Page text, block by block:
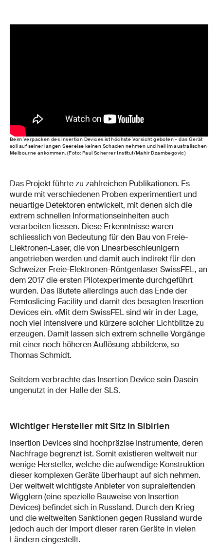
Beim Verpacken des Insertion Devices ist höchste Vorsicht geboten – das Gerät
soll auf seiner langen Seereise keinen Schaden nehmen und heil im australischen
Melbourne ankommen. (Foto: Paul Scherrer Institut/Mahir Dzambegovic)
Das Projekt führte zu zahlreichen Publikationen. Es
wurde mit verschiedenen Proben experimentiert und
neuartige Detektoren entwickelt, mit denen sich die
extrem schnellen Informationseinheiten auch
verarbeiten liessen. Diese Erkenntnisse waren
schliesslich von Bedeutung für den Bau von Freie-
Elektronen-Laser, die von Linearbeschleunigern
angetrieben werden und damit auch indirekt für den
Schweizer Freie-Elektronen-Röntgenlaser SwissFEL, an
dem 2017 die ersten Pilotexperimente durchgeführt
wurden. Das läutete allerdings auch das Ende der
Femtoslicing Facility und damit des besagten Insertion
Devices ein. «Mit dem SwissFEL sind wir in der Lage,
noch viel intensivere und kürzere solcher Lichtblitze zu
erzeugen. Damit lassen sich extrem schnelle Vorgänge
mit einer noch höheren Auflösung abbilden», so
Thomas Schmidt.
Seitdem verbrachte das Insertion Device sein Dasein
ungenutzt in der Halle der SLS.
Wichtiger Hersteller mit Sitz in Sibirien
Insertion Devices sind hochpräzise Instrumente, deren
Nachfrage begrenzt ist. Somit existieren weltweit nur
wenige Hersteller, welche die aufwendige Konstruktion
dieser komplexen Geräte überhaupt auf sich nehmen.
Der weltweit wichtigste Anbieter von supraleitenden
Wigglern (eine spezielle Bauweise von Insertion
Devices) befindet sich in Russland. Durch den Krieg
und die weltweiten Sanktionen gegen Russland wurde
jedoch auch der Import dieser raren Geräte in vielen
Ländern eingestellt.